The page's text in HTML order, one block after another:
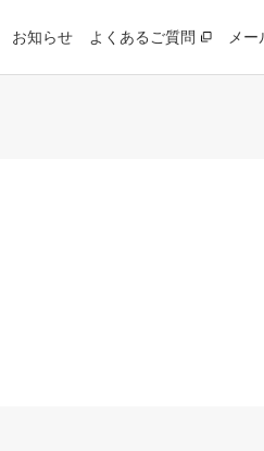
お知らせ よくあるご質問 メ